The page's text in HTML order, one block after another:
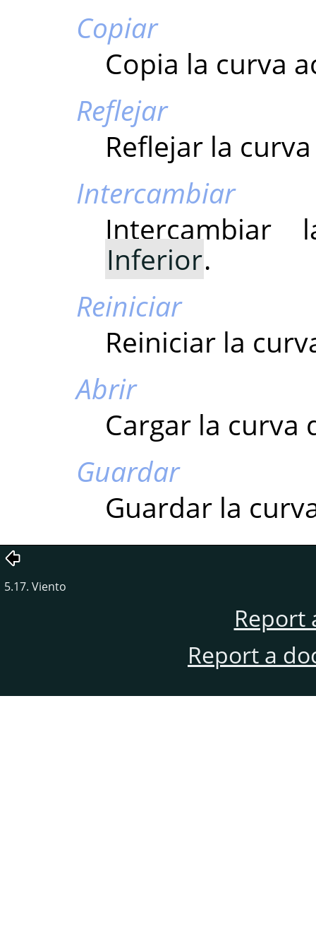
Copiar
Copia la curva
Reflejar
Reflejar la
Intercambiar
Inferior.
Reiniciar
Reiniciar la
Abrir
Cargar la curva
Guardar
Guardar la
5.17. Viento
Report
Report a